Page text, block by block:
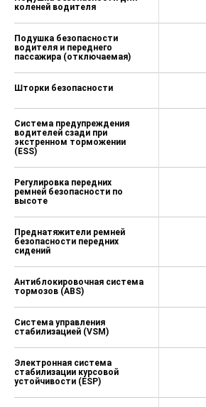
коленей водителя
Подушка безопасности
водителя и переднего
пассажира (отключаемая)
Шторки безопасности
Система предупреждения
водителей сзади при
экстренном торможении
(ESS)
Регулировка передних
ремней безопасности по
высоте
Преднатяжители ремней
безопасности передних
сидений
Антиблокировочная система
тормозов (ABS)
Система управления
стабилизацией (VSM)
Электронная система
стабилизации курсовой
устойчивости (ESP)